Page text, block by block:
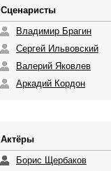
Сценаристы
Владимир Брагин
Сергей Ильвовский
Валерий Яковлев
Аркадий Кордон
Актёры
Борис Щербаков